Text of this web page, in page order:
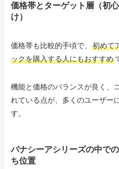
価格帯とターゲット層（初
け）
価格帯も比較的手頃で、初めて
ックを購入する人にもおすすめ
機能と価格のバランスが良く、
れている点が、多くのユーザー
す。
パナシーアシリーズの中で
ち位置